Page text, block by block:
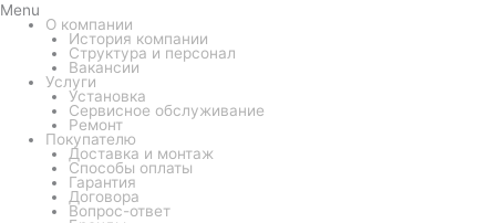
Menu
О компании
История компании
Структура и персонал
Вакансии
Услуги
Установка
Сервисное обслуживание
Ремонт
Покупателю
Доставка и монтаж
Способы оплаты
Гарантия
Договора
Вопрос-ответ